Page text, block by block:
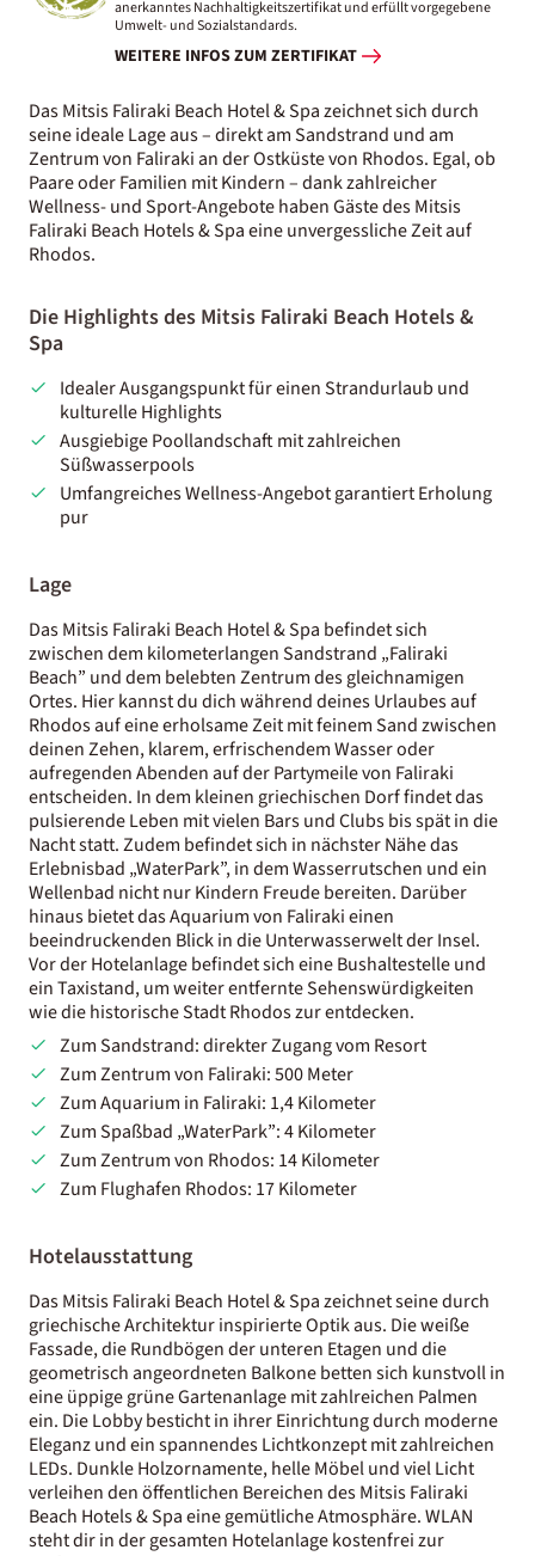
anerkanntes Nachhaltigkeitszertifikat und erfüllt vorgegebene
Umwelt- und Sozialstandards.
WEITERE INFOS ZUM ZERTIFIKAT
Das Mitsis Faliraki Beach Hotel & Spa zeichnet sich durch
seine ideale Lage aus – direkt am Sandstrand und am
Zentrum von Faliraki an der Ostküste von Rhodos. Egal, ob
Paare oder Familien mit Kindern – dank zahlreicher
Wellness- und Sport-Angebote haben Gäste des Mitsis
Faliraki Beach Hotels & Spa eine unvergessliche Zeit auf
Rhodos.
Die Highlights des Mitsis Faliraki Beach Hotels &
Spa
Idealer Ausgangspunkt für einen Strandurlaub und
kulturelle Highlights
Ausgiebige Poollandschaft mit zahlreichen
Süßwasserpools
Umfangreiches Wellness-Angebot garantiert Erholung
pur
Lage
Das Mitsis Faliraki Beach Hotel & Spa befindet sich
zwischen dem kilometerlangen Sandstrand „Faliraki
Beach” und dem belebten Zentrum des gleichnamigen
Ortes. Hier kannst du dich während deines Urlaubes auf
Rhodos auf eine erholsame Zeit mit feinem Sand zwischen
deinen Zehen, klarem, erfrischendem Wasser oder
aufregenden Abenden auf der Partymeile von Faliraki
entscheiden. In dem kleinen griechischen Dorf findet das
pulsierende Leben mit vielen Bars und Clubs bis spät in die
Nacht statt. Zudem befindet sich in nächster Nähe das
Erlebnisbad „WaterPark”, in dem Wasserrutschen und ein
Wellenbad nicht nur Kindern Freude bereiten. Darüber
hinaus bietet das Aquarium von Faliraki einen
beeindruckenden Blick in die Unterwasserwelt der Insel.
Vor der Hotelanlage befindet sich eine Bushaltestelle und
ein Taxistand, um weiter entfernte Sehenswürdigkeiten
wie die historische Stadt Rhodos zur entdecken.
Zum Sandstrand: direkter Zugang vom Resort
Zum Zentrum von Faliraki: 500 Meter
Zum Aquarium in Faliraki: 1,4 Kilometer
Zum Spaßbad „WaterPark”: 4 Kilometer
Zum Zentrum von Rhodos: 14 Kilometer
Zum Flughafen Rhodos: 17 Kilometer
Hotelausstattung
Das Mitsis Faliraki Beach Hotel & Spa zeichnet seine durch
griechische Architektur inspirierte Optik aus. Die weiße
Fassade, die Rundbögen der unteren Etagen und die
geometrisch angeordneten Balkone betten sich kunstvoll in
eine üppige grüne Gartenanlage mit zahlreichen Palmen
ein. Die Lobby besticht in ihrer Einrichtung durch moderne
Eleganz und ein spannendes Lichtkonzept mit zahlreichen
LEDs. Dunkle Holzornamente, helle Möbel und viel Licht
verleihen den öffentlichen Bereichen des Mitsis Faliraki
Beach Hotels & Spa eine gemütliche Atmosphäre. WLAN
steht dir in der gesamten Hotelanlage kostenfrei zur